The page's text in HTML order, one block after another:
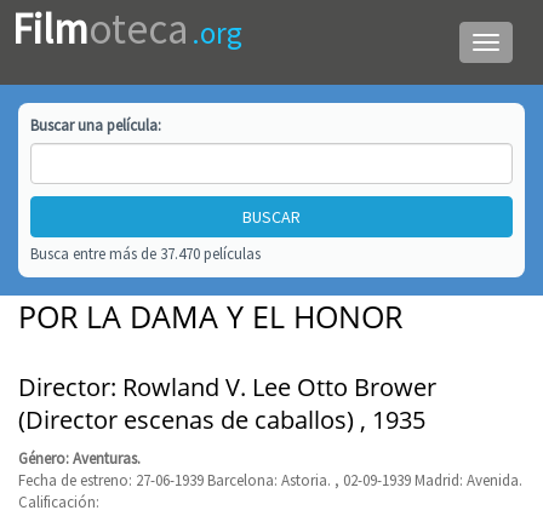
Menú
de
Filmoteca .org
Buscar unapelícula:
Busca entre más de 37.470 películas
POR LA DAMA Y EL HONOR
Director: Rowland V. Lee Otto Brower
(Director escenas de caballos) , 1935
Género: Aventuras.
Fecha de estreno: 27-06-1939 Barcelona: Astoria. , 02-09-1939 Madrid: Avenida.
Calificación: